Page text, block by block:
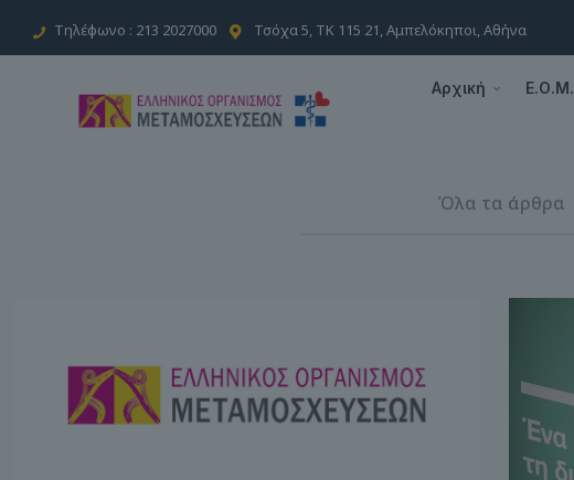
Τηλέφωνο : 213 2027000 Τσόχα 5, ΤΚ 115 21, Αμπελόκηποι, Αθήνα
Αρχική Ε.Ο.Μ.
Όλα τα άρθρα